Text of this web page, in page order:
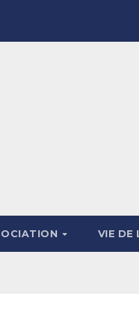
VIE DE